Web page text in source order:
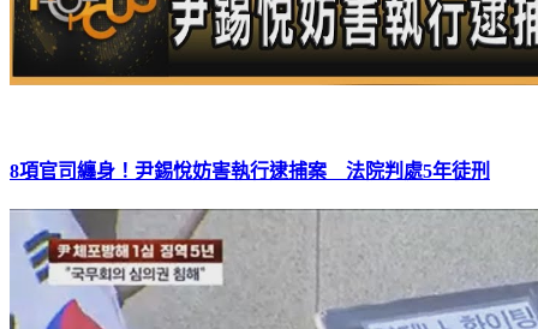
8項官司纏身！尹錫悅妨害執行逮捕案 法院判處5年徒刑